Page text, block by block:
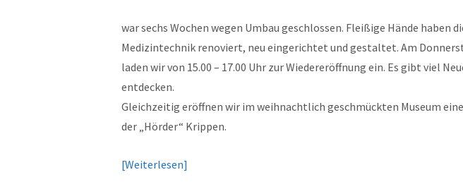
war sechs Wochen wegen Umbau geschlossen. Fleißige Hände haben
Medizintechnik renoviert, neu eingerichtet und gestaltet. Am
laden wir von 15.00 – 17.00 Uhr zur Wiedereröffnung ein. Es gibt viel
entdecken.
Gleichzeitig eröffnen wir im weihnachtlich geschmückten Museum
der „Hörder“ Krippen.
Weiterlesen